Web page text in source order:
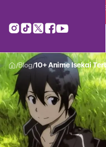
Kartu Perdana AXIS Suka-Suka
/Blog/10+ Anime Isekai